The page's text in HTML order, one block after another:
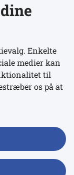
Enkelte
medier kan
til
os på at